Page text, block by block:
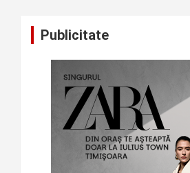
Publicitate